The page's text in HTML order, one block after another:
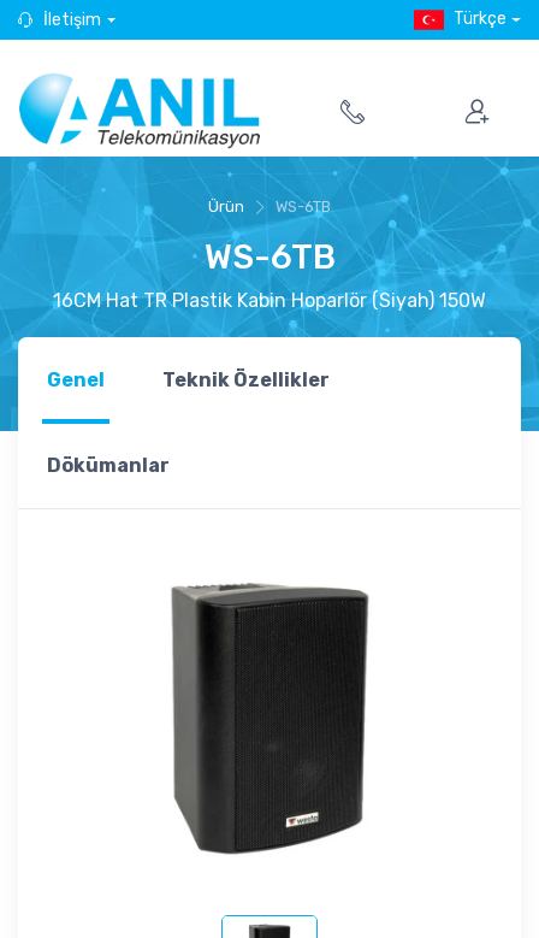
İletişim Türkçe
Ürün WS-6TB
WS-6TB
16CM Hat TR Plastik Kabin Hoparlör (Siyah) 150W
Genel Teknik Özellikler
Dökümanlar